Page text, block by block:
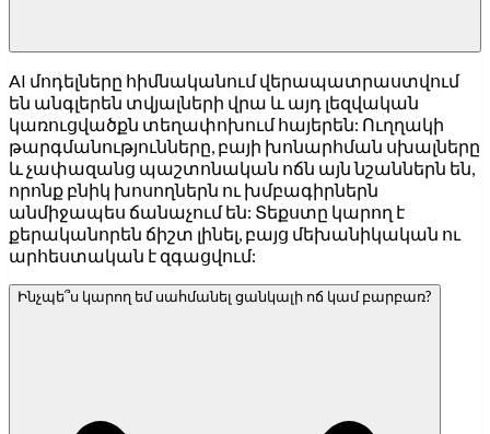
AI մոդելները հիմնականում վերապատրաստվում
են անգլերեն տվյալների վրա և այդ լեզվական
կառուցվածքն տեղափոխում հայերեն: Ուղղակի
թարգմանությունները, բայի խոնարհման սխալները
և չափազանց պաշտոնական ոճն այն նշաններն են,
որոնք բնիկ խոսողներն ու խմբագիրներն
անմիջապես ճանաչում են: Տեքստը կարող է
քերականորեն ճիշտ լինել, բայց մեխանիկական ու
արհեստական է զգացվում:
Ինչպե՞ս կարող եմ սահմանել ցանկալի ոճ կամ բարբառ?